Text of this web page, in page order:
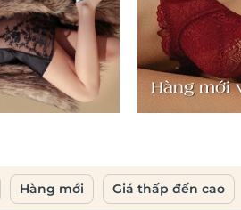
Hàng mới
Hàng mới Giá thấp đến cao